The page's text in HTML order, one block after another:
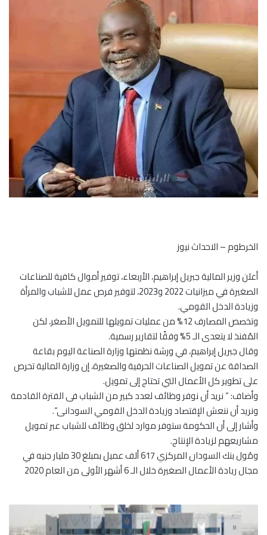
الخرطوم – الاحداث نيوز
أعلن وزير المالية جبريل إبراهيم، الأربعاء، توفير أموال كافية للصناعات
الصغيرة في ميزانيات 2022 و2023، لتوفير فرص عمل للشباب والمرأة
وزيادة الدخل القومي.
وتخصص المصارف 12% من عمليات تمويلها للتمويل الأصغر، لكن
المُفنذ لا يتعدى الـ 5% وفقًا لتقارير رسمية.
وقال جبريل إبراهيم، في ورشة نظمتها وزارة الصناعة اليوم بقاعة
الصداقة عن تمويل الصناعات الحرفية والصغيرة، إن وزارة المالية تحرص
على تطوير كل الأعمال التي تحتاج إلى تمويل.
وأضاف: ” نريد أن نوفر وظائف لعدد كبير من الشباب فى الفترة القادمة
ونريد أن ننعش الإقتصاد وزيادة الدخل القومي السودانى”.
وأشار إلى أن الحكومة ستوفر موارد لخلق وظائف للشباب عبر تمويل
مشاريعهم لزيادة الإنتاج.
ومُول بنك السودان المركزي 617 ألف عميل بمبلغ 30 مليار جنيه في
مجال ريادة الأعمال الصغيرة خلال الـ 6 أشهر الأولى من العام 2020